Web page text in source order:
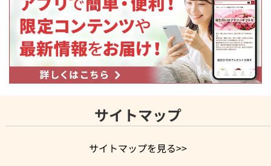
サイトマップ
サイトマップを見る>>